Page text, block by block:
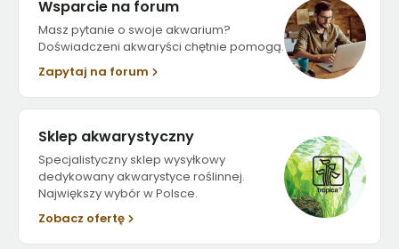
Wsparcie na forum
Masz pytanie o swoje akwarium?
Doświadczeni akwaryści chętnie pomogą.
Zapytaj na forum
Sklep akwarystyczny
Specjalistyczny sklep wysyłkowy
dedykowany akwarystyce roślinnej.
Największy wybór w Polsce.
Zobacz ofertę